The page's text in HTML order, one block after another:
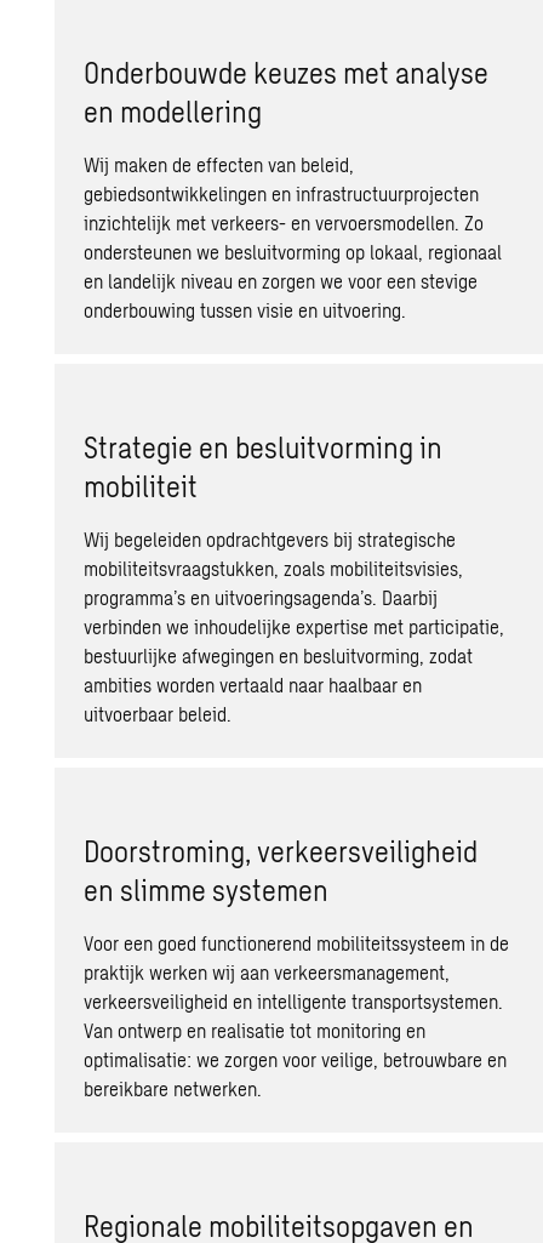
Onderbouwde keuzes met analyse
en modellering
Wij maken de effecten van beleid,
gebiedsontwikkelingen en infrastructuurprojecten
inzichtelijk met verkeers- en vervoersmodellen. Zo
ondersteunen we besluitvorming op lokaal, regionaal
en landelijk niveau en zorgen we voor een stevige
onderbouwing tussen visie en uitvoering.
Strategie en besluitvorming in
mobiliteit
Wij begeleiden opdrachtgevers bij strategische
mobiliteitsvraagstukken, zoals mobiliteitsvisies,
programma’s en uitvoeringsagenda’s. Daarbij
verbinden we inhoudelijke expertise met participatie,
bestuurlijke afwegingen en besluitvorming, zodat
ambities worden vertaald naar haalbaar en
uitvoerbaar beleid.
Doorstroming, verkeersveiligheid
en slimme systemen
Voor een goed functionerend mobiliteitssysteem in de
praktijk werken wij aan verkeersmanagement,
verkeersveiligheid en intelligente transportsystemen.
Van ontwerp en realisatie tot monitoring en
optimalisatie: we zorgen voor veilige, betrouwbare en
bereikbare netwerken.
Regionale mobiliteitsopgaven en